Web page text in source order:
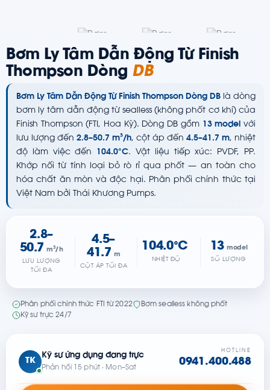
Bơm Ly Tâm Dẫn Động Từ Finish
Thompson Dòng DB
Bơm Ly Tâm Dẫn Động Từ Finish Thompson Dòng DB là dòng
bơm ly tâm dẫn động từ sealless (không phốt cơ khí) của
Finish Thompson (FTI, Hoa Kỳ). Dòng DB gồm 13 model với
lưu lượng đến 2.8–50.7 m³/h, cột áp đến 4.5–41.7 m, nhiệt
độ làm việc đến
104.0°C. Vật liệu tiếp xúc: PVDF, PP.
Khớp nối từ tính loại bỏ rò rỉ qua phốt — an toàn cho
hóa chất ăn mòn và độc hại. Phân phối chính thức tại
Việt Nam bởi Thái Khương Pumps.
2.8–
50.7 m³/h
LƯU LƯỢNG
TỐI ĐA
4.5–
41.7 m
CỘT ÁP TỐI ĐA
104.0°C
NHIỆT ĐỘ
13 model
SỐ LƯỢNG
Phân phối chính thức FTI từ 2022
Bơm sealless không phốt
Kỹ sư trực 24/7
TK
Kỹ sư ứng dụng đang trực
Phản hồi 15 phút · Mon–Sat
HOTLINE
0941.400.488